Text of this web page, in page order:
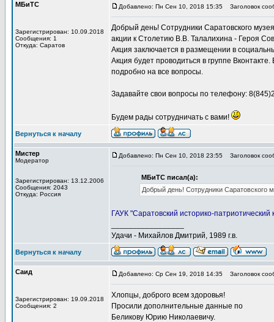
МБиТС
Зарегистрирован: 10.09.2018
Сообщения: 1
Откуда: Саратов
Добавлено: Пн Сен 10, 2018 15:35 Заголовок
Добрый день! Сотрудники Саратовского
акции к Столетию В.В. Талалихина - Героя
Акция заключается в размещении в
Акция будет проводиться в группе
подробно на все вопросы.
Задавайте свои вопросы по телефону:
Будем рады сотрудничать с вами!
Вернуться к началу
Мистер
Модератор
Зарегистрирован: 13.12.2006
Сообщения: 2043
Откуда: Россия
Добавлено: Пн Сен 10, 2018 23:55 Заголовок
МБиТС писал(а):
Добрый день! Сотрудники Саратовского
ГАУК "Саратовский историко-
Удачи - Михайлов Дмитрий, 1989 г.в.
Вернуться к началу
Саид
Зарегистрирован: 19.09.2018
Сообщения: 2
Добавлено: Ср Сен 19, 2018 14:35 Заголовок
Хлопцы, доброго всем здоровья!
Просили дополнительные данные по
Беликову Юрию Николаевичу.